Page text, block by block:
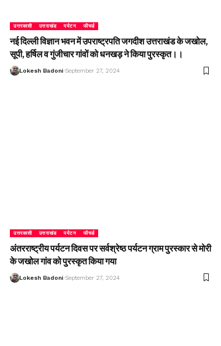
उत्तरकाशी उत्तराखंड पर्यटन फीचर्ड
नई दिल्ली विज्ञान भवन में उपराष्ट्रपति जगदीश उत्तराखंड के जखोल,
सूपी, हर्षिल व गुंजीचार गांवों को धनखड़ ने किया पुरस्कृत।।
Lokesh Badoni September 27, 2024
उत्तरकाशी उत्तराखंड पर्यटन फीचर्ड
अंतरराष्ट्रीय पर्यटन दिवस पर सर्वश्रेष्ठ पर्यटन ग्राम पुरस्कार से मोरी
के जखोल गांव को पुरस्कृत किया गया
Lokesh Badoni September 27, 2024